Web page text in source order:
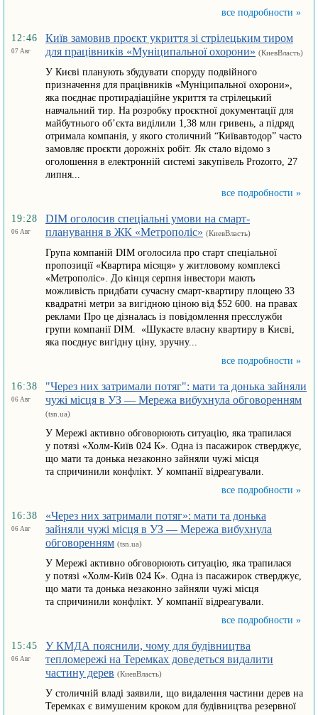
все подробности »
12:46
07 Авг
Київ замовив проєкт укриття зі стрілецьким тиром
для працівників «Муніципальної охорони» (КиевВласть)
У Києві планують збудувати споруду подвійного
призначення для працівників «Муніципальної охорони»,
яка поєднає протирадіаційне укриття та стрілецький
навчальний тир. На розробку проєктної документації для
майбутнього об’єкта виділили 1,38 млн гривень, а підряд
отримала компанія, у якого столичний “Київавтодор” часто
замовляє проєкти дорожніх робіт. Як стало відомо з
оголошення в електронній системі закупівель Prozorro, 27
липня...
все подробности »
19:28
06 Авг
DIM оголосив спеціальні умови на смарт-
планування в ЖК «Метрополіс» (КиевВласть)
Група компаній DIM оголосила про старт спеціальної
пропозиції «Квартира місяця» у житловому комплексі
«Метрополіс». До кінця серпня інвестори мають
можливість придбати сучасну смарт-квартиру площею 33
квадратні метри за вигідною ціною від $52 600. на правах
реклами Про це дізналась із повідомлення пресслужби
групи компанії DIM. «Шукаєте власну квартиру в Києві,
яка поєднує вигідну ціну, зручну...
все подробности »
16:38
06 Авг
"Через них затримали потяг": мати та донька зайняли
чужі місця в УЗ — Мережа вибухнула обговоренням
(tsn.ua)
У Мережі активно обговорюють ситуацію, яка трапилася
у потязі «Холм-Київ 024 К». Одна із пасажирок стверджує,
що мати та донька незаконно зайняли чужі місця
та спричинили конфлікт. У компанії відреагували.
все подробности »
16:38
06 Авг
«Через них затримали потяг»: мати та донька
зайняли чужі місця в УЗ — Мережа вибухнула
обговоренням (tsn.ua)
У Мережі активно обговорюють ситуацію, яка трапилася
у потязі «Холм-Київ 024 К». Одна із пасажирок стверджує,
що мати та донька незаконно зайняли чужі місця
та спричинили конфлікт. У компанії відреагували.
все подробности »
15:45
06 Авг
У КМДА пояснили, чому для будівництва
тепломережі на Теремках доведеться видалити
частину дерев (КиевВласть)
У столичній владі заявили, що видалення частини дерев на
Теремках є вимушеним кроком для будівництва резервної